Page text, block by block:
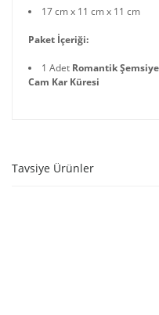
17 cm x 11 cm x 11 cm
Paket İçeriği:
1 Adet Romantik
Cam Kar Küresi
Tavsiye Ürünler